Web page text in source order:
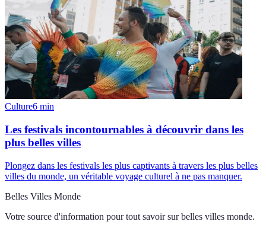
Culture6 min
Les festivals incontournables à découvrir dans les
plus belles villes
Plongez dans les festivals les plus captivants à travers les plus belles
villes du monde, un véritable voyage culturel à ne pas manquer.
Belles Villes Monde
Votre source d'information pour tout savoir sur belles villes monde.